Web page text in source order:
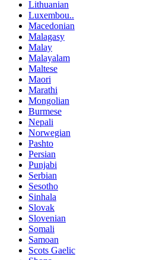
Lithuanian
Luxembou..
Macedonian
Malagasy
Malay
Malayalam
Maltese
Maori
Marathi
Mongolian
Burmese
Nepali
Norwegian
Pashto
Persian
Punjabi
Serbian
Sesotho
Sinhala
Slovak
Slovenian
Somali
Samoan
Scots Gaelic